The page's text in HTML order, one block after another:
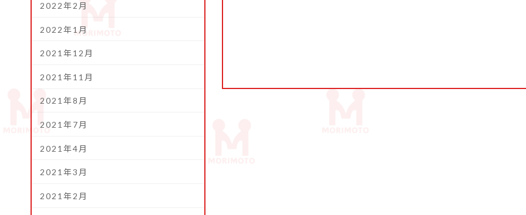
2022年2月
2022年1月
2021年12月
2021年11月
2021年8月
2021年7月
2021年4月
2021年3月
2021年2月